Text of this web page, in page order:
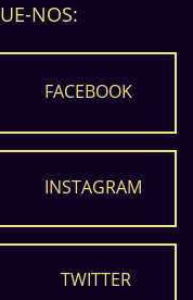
NOS:
FACEBOOK
INSTAGRAM
TWITTER